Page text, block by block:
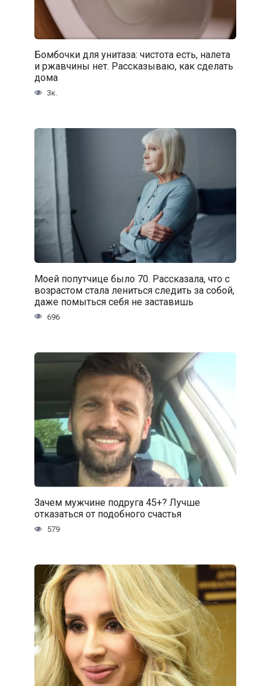
Бомбочки для унитаза: чистота есть, налета
и ржавчины нет. Рассказываю, как сделать
дома
3к.
Моей попутчице было 70. Рассказала, что с
возрастом стала лениться следить за собой,
даже помыться себя не заставишь
696
Зачем мужчине подруга 45+? Лучше
отказаться от подобного счастья
579